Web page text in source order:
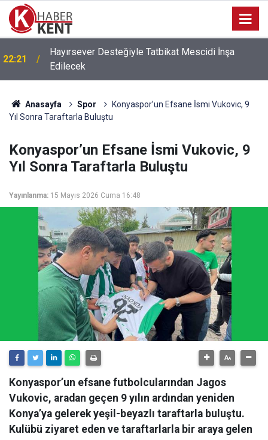
22:21
Hayırsever Desteğiyle Tatbikat Mescidi İnşa
Edilecek
Anasayfa Spor
Konyaspor’un Efsane İsmi Vukovic, 9
Yıl Sonra Taraftarla Buluştu
Konyaspor’un Efsane İsmi Vukovic, 9
Yıl Sonra Taraftarla Buluştu
Yayınlanma: 15 Mayıs 2026 Cuma 16:48
Konyaspor’un efsane futbolcularından Jagos
Vukovic, aradan geçen 9 yılın ardından yeniden
Konya’ya gelerek yeşil-beyazlı taraftarla buluştu.
Kulübü ziyaret eden ve taraftarlarla bir araya gelen